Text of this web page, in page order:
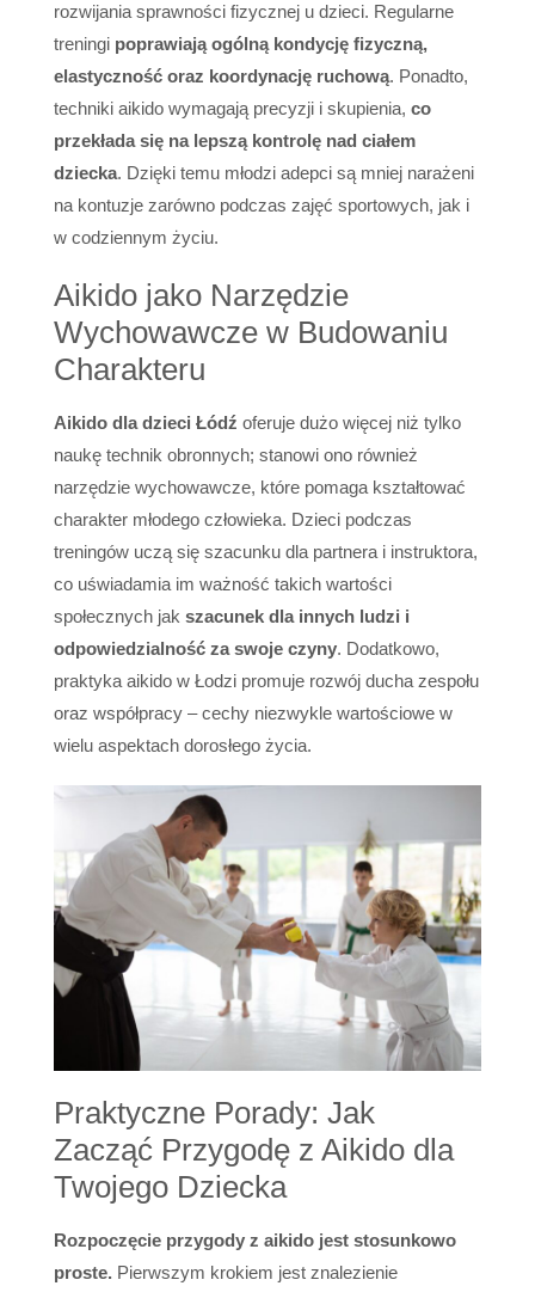
rozwijania sprawności fizycznej u dzieci. Regularne
treningi poprawiają ogólną kondycję fizyczną,
elastyczność oraz koordynację ruchową. Ponadto,
techniki aikido wymagają precyzji i skupienia, co
przekłada się na lepszą kontrolę nad ciałem
dziecka. Dzięki temu młodzi adepci są mniej narażeni
na kontuzje zarówno podczas zajęć sportowych, jak i
w codziennym życiu.
Aikido jako Narzędzie
Wychowawcze w Budowaniu
Charakteru
Aikido dla dzieci Łódź oferuje dużo więcej niż tylko
naukę technik obronnych; stanowi ono również
narzędzie wychowawcze, które pomaga kształtować
charakter młodego człowieka. Dzieci podczas
treningów uczą się szacunku dla partnera i instruktora,
co uświadamia im ważność takich wartości
społecznych jak szacunek dla innych ludzi i
odpowiedzialność za swoje czyny. Dodatkowo,
praktyka aikido w Łodzi promuje rozwój ducha zespołu
oraz współpracy – cechy niezwykle wartościowe w
wielu aspektach dorosłego życia.
Praktyczne Porady: Jak
Zacząć Przygodę z Aikido dla
Twojego Dziecka
Rozpoczęcie przygody z aikido jest stosunkowo
proste. Pierwszym krokiem jest znalezienie